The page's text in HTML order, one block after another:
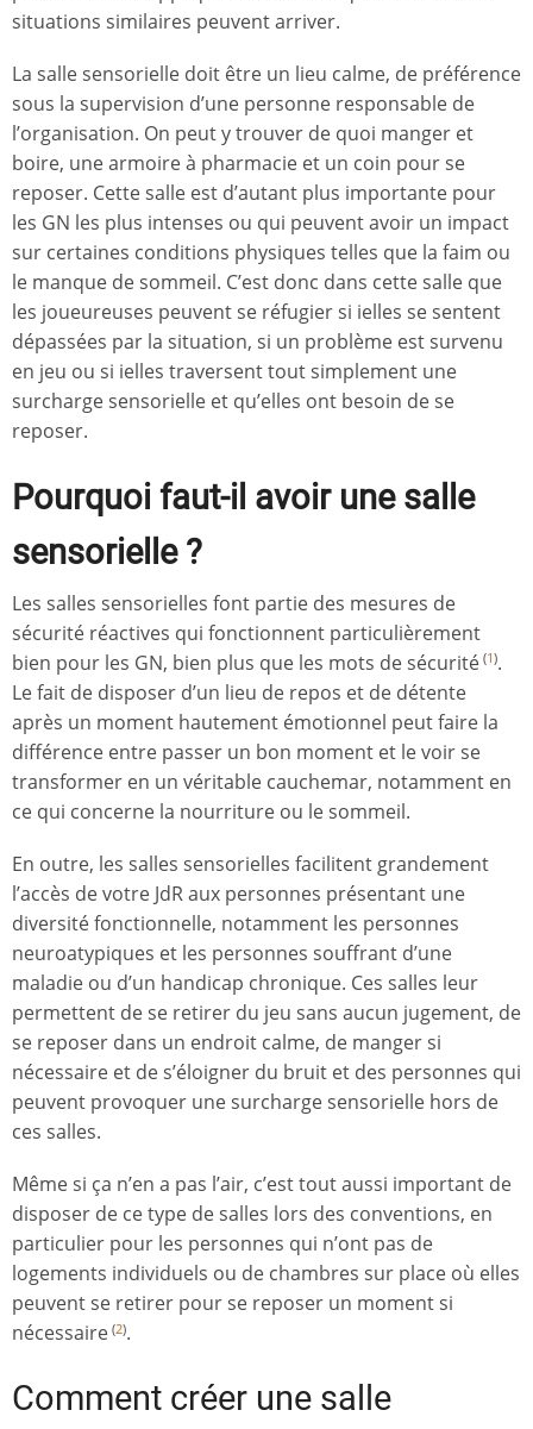
situations similaires peuvent arriver.
La salle sensorielle doit être un lieu calme, de préférence
sous la supervision d’une personne responsable de
l’organisation. On peut y trouver de quoi manger et
boire, une armoire à pharmacie et un coin pour se
reposer. Cette salle est d’autant plus importante pour
les GN les plus intenses ou qui peuvent avoir un impact
sur certaines conditions physiques telles que la faim ou
le manque de sommeil. C’est donc dans cette salle que
les joueureuses peuvent se réfugier si ielles se sentent
dépassées par la situation, si un problème est survenu
en jeu ou si ielles traversent tout simplement une
surcharge sensorielle et qu’elles ont besoin de se
reposer.
Pourquoi faut-il avoir une salle
sensorielle ?
Les salles sensorielles font partie des mesures de
sécurité réactives qui fonctionnent particulièrement
bien pour les GN, bien plus que les mots de sécurité (1).
Le fait de disposer d’un lieu de repos et de détente
après un moment hautement émotionnel peut faire la
différence entre passer un bon moment et le voir se
transformer en un véritable cauchemar, notamment en
ce qui concerne la nourriture ou le sommeil.
En outre, les salles sensorielles facilitent grandement
l’accès de votre JdR aux personnes présentant une
diversité fonctionnelle, notamment les personnes
neuroatypiques et les personnes souffrant d’une
maladie ou d’un handicap chronique. Ces salles leur
permettent de se retirer du jeu sans aucun jugement, de
se reposer dans un endroit calme, de manger si
nécessaire et de s’éloigner du bruit et des personnes qui
peuvent provoquer une surcharge sensorielle hors de
ces salles.
Même si ça n’en a pas l’air, c’est tout aussi important de
disposer de ce type de salles lors des conventions, en
particulier pour les personnes qui n’ont pas de
logements individuels ou de chambres sur place où elles
peuvent se retirer pour se reposer un moment si
nécessaire (2).
Comment créer une salle